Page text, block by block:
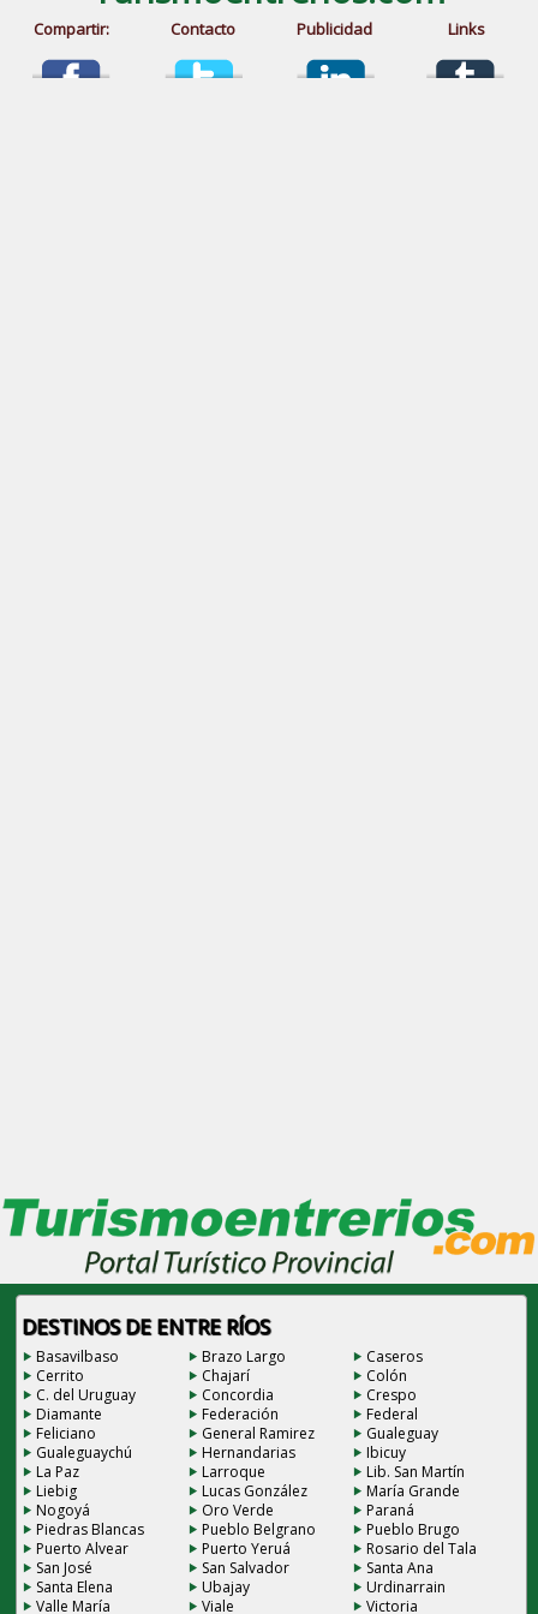
Compartir: Contacto Publicidad Links
DESTINOS DE ENTRE RÍOS
Basavilbaso Brazo Largo
Caseros
Cerrito
Chajarí
Colón
C. del Uruguay
Concordia
Crespo
Diamante
Federación
Federal
Feliciano
General Ramirez
Gualeguay
Gualeguaychú
Hernandarias
Ibicuy
La Paz
Larroque
Lib. San Martín
Liebig
Lucas González
María Grande
Nogoyá
Oro Verde
Paraná
Piedras Blancas
Pueblo Belgrano
Pueblo Brugo
Puerto Alvear
Puerto Yeruá
Rosario del Tala
San José
San Salvador
Santa Ana
Santa Elena
Ubajay
Urdinarrain
Valle María
Viale Victoria